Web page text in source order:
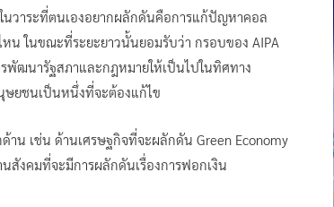
นวาระที่ตนเองอยากผลักดันคือการแก้ปัญหาคอล
น ในขณะที่ระยะยาวนั้นยอมรับว่า กรอบของ AIPA
พัฒนารัฐสภาและกฎหมายให้เป็นไปในทิศทาง
ษยชนเป็นหนึ่งที่จะต้องแก้ไข
าน เช่น ด้านเศรษฐกิจที่จะผลักดัน Green Economy
สังคมที่จะมีการผลักดันเรื่องการฟอกเงิน